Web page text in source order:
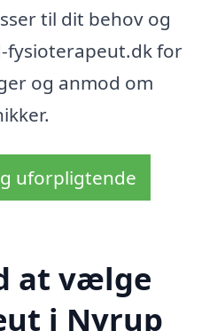
til dit behov og
fysioterapeut.dk for
og anmod om
uforpligtende
at vælge
i Nyrup